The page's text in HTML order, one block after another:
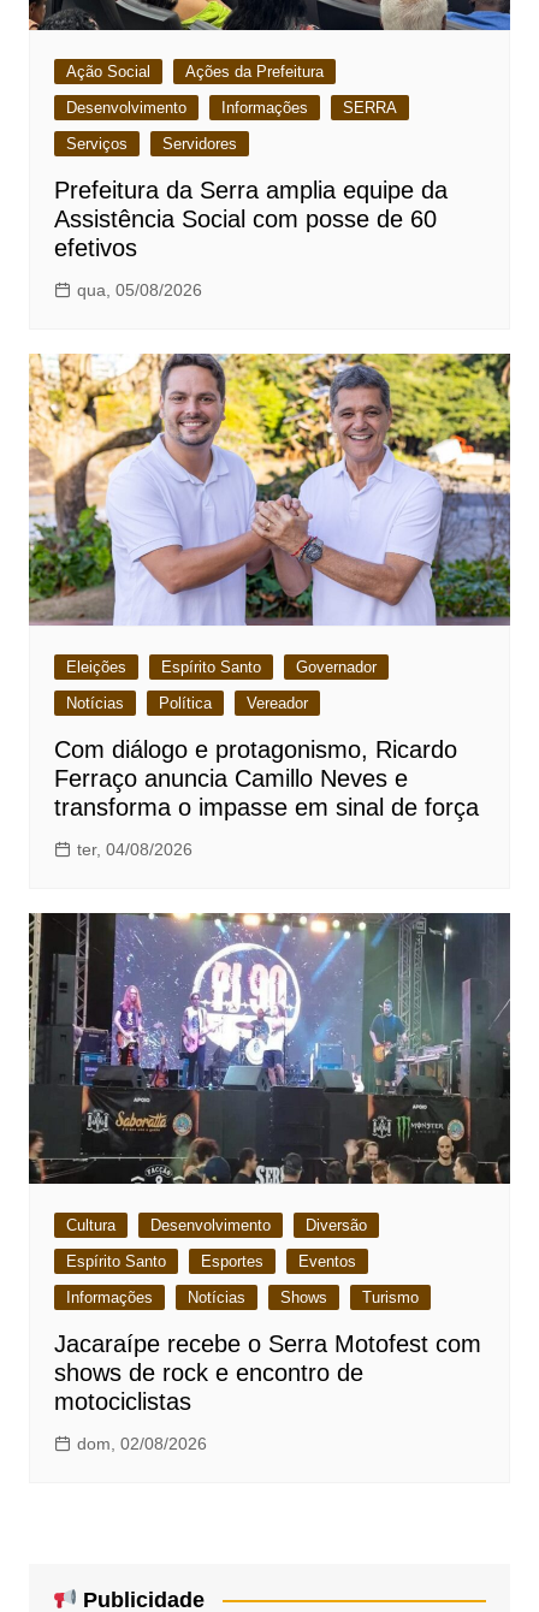
Ação Social
Ações da Prefeitura
Desenvolvimento
Informações
SERRA
Serviços
Servidores
Prefeitura da Serra amplia equipe da
Assistência Social com posse de 60
efetivos
qua, 05/08/2026
Eleições Espírito Santo
Governador
Notícias
Política Vereador
Com diálogo e protagonismo, Ricardo
Ferraço anuncia Camillo Neves e
transforma o impasse em sinal de força
ter, 04/08/2026
Cultura Desenvolvimento
Diversão
Espírito Santo
Esportes
Eventos
Informações
Notícias Shows Turismo
Jacaraípe recebe o Serra Motofest com
shows de rock e encontro de
motociclistas
dom, 02/08/2026
Publicidade